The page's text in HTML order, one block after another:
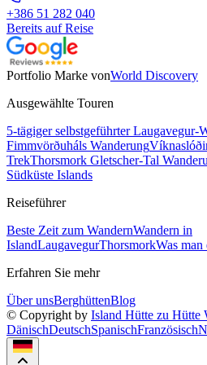
+386 51 282 040
Bereits auf Reise
Portfolio Marke vonWorld Discovery
Ausgewählte Touren
5-tägiger selbstgeführter Laugavegur-
Fimmvörðuháls Wanderung
TrekThorsmork Gletscher-Tal
Südküste Islands
Reiseführer
Beste Zeit zum WandernWandern in
IslandLaugavegurThorsmorkWas man
Erfahren Sie mehr
Über unsBerghüttenBlog
© Copyright by Island Hütte zu Hütte
DänischDeutschSpanischFranzösisch